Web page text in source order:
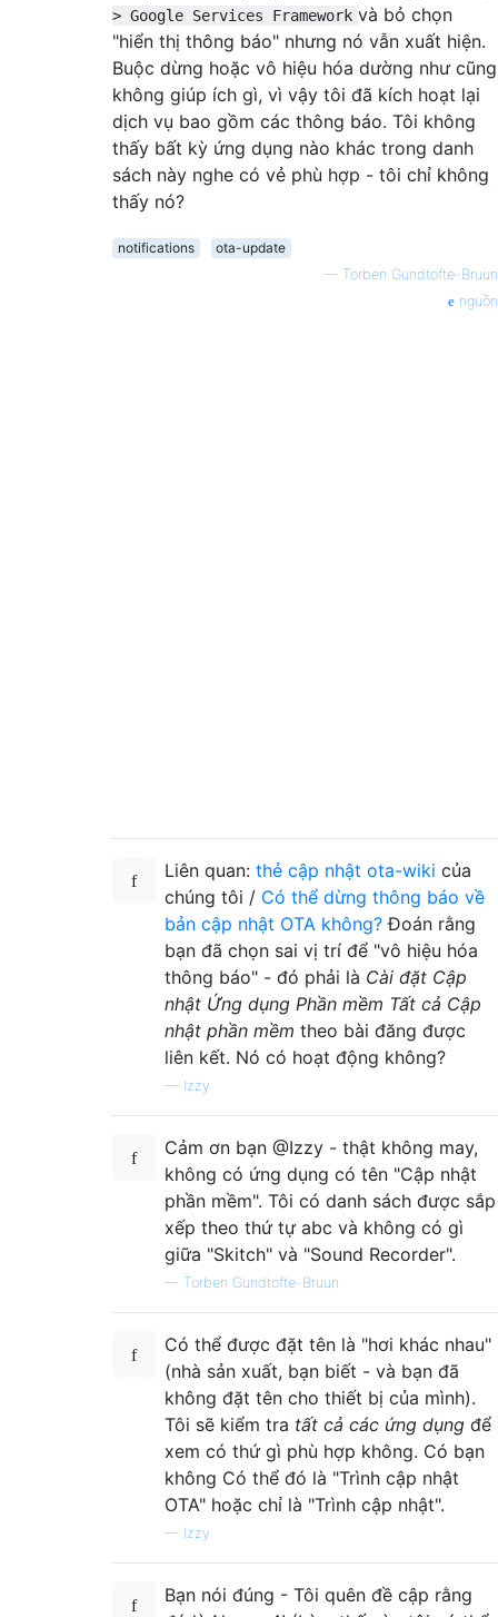
> Google Services Framework và bỏ chọn
"hiển thị thông báo" nhưng nó vẫn xuất hiện.
Buộc dừng hoặc vô hiệu hóa dường như cũng
không giúp ích gì, vì vậy tôi đã kích hoạt lại
dịch vụ bao gồm các thông báo. Tôi không
thấy bất kỳ ứng dụng nào khác trong danh
sách này nghe có vẻ phù hợp - tôi chỉ không
thấy nó?
notifications
ota-update
— Torben Gundtofte-Bruun
nguồn
Liên quan: thẻ cập nhật ota-wiki của
chúng tôi / Có thể dừng thông báo về
bản cập nhật OTA không?Đoán rằng
bạn đã chọn sai vị trí để "vô hiệu hóa
thông báo" - đó phải là Cài đặt Cập
nhật Ứng dụng Phần mềm Tất cả Cập
nhật phần mềm theo bài đăng được
liên kết. Nó có hoạt động không?
— Izzy
Cảm ơn bạn @Izzy - thật không may,
không có ứng dụng có tên "Cập nhật
phần mềm". Tôi có danh sách được sắp
xếp theo thứ tự abc và không có gì
giữa "Skitch" và "Sound Recorder".
— Torben Gundtofte-Bruun
Có thể được đặt tên là "hơi khác nhau"
(nhà sản xuất, bạn biết - và bạn đã
không đặt tên cho thiết bị của mình).
Tôi sẽ kiểm tra tất cả các ứng dụng để
xem có thứ gì phù hợp không. Có bạn
không Có thể đó là "Trình cập nhật
OTA" hoặc chỉ là "Trình cập nhật".
— Izzy
Bạn nói đúng - Tôi quên đề cập rằng